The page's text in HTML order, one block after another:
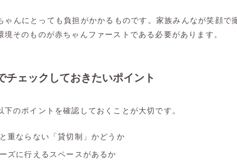
ゃんにとっても負担がかかるものです。家族みんなが笑顔で
そのものが赤ちゃんファーストである必要があります。
チェックしておきたいポイント
のポイントを確認しておくことが大切です。
重ならない「貸切制」かどうか
ズに行えるスペースがあるか